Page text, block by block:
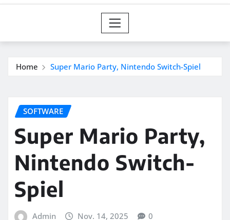
Home Super Mario Party, Nintendo Switch-Spiel
SOFTWARE
Super Mario Party,
Nintendo Switch-
Spiel
Admin Nov. 14, 2025 0